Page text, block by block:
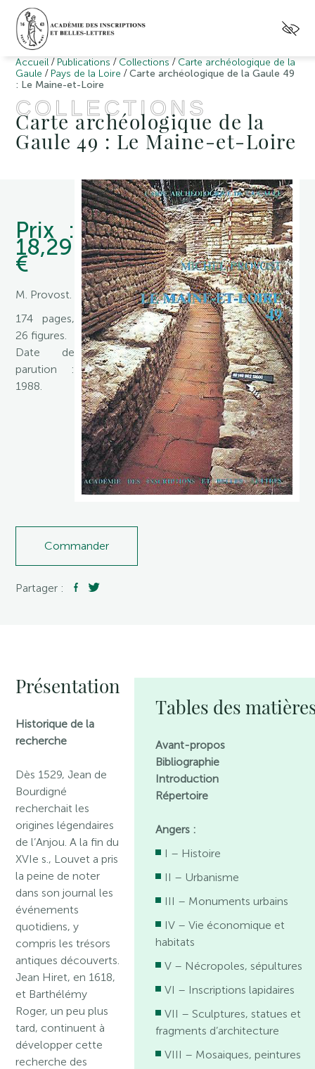
Accueil / Publications / Collections / Carte archéologique de la
Gaule / Pays de la Loire /Carte archéologique de la Gaule 49
: Le Maine-et-Loire
COLLECTIONS
Carte archéologique de la
Gaule 49 : Le Maine-et-Loire
Prix :
18,29
€
M. Provost.
174 pages,
26 figures.
Date de
parution :
1988.
Commander
Partager :
Présentation
Historique de la
recherche
Dès 1529, Jean de
Bourdigné
recherchait les
origines légendaires
de l’Anjou. A la fin du
XVIe s., Louvet a pris
la peine de noter
dans son journal les
événements
quotidiens, y
compris les trésors
antiques découverts.
Jean Hiret, en 1618,
et Barthélémy
Roger, un peu plus
tard, continuent à
développer cette
recherche des
Tables des
Avant-propos
Bibliographie
Introduction
Répertoire
Angers :
I – Histoire
II – Urbanisme
III – Monuments urbains
IV – Vie économique et
habitats
V – Nécropoles, sépultures
VI – Inscriptions lapidaires
VII – Sculptures, statues et
fragments d’architecture
VIII – Mosaiques, peintures